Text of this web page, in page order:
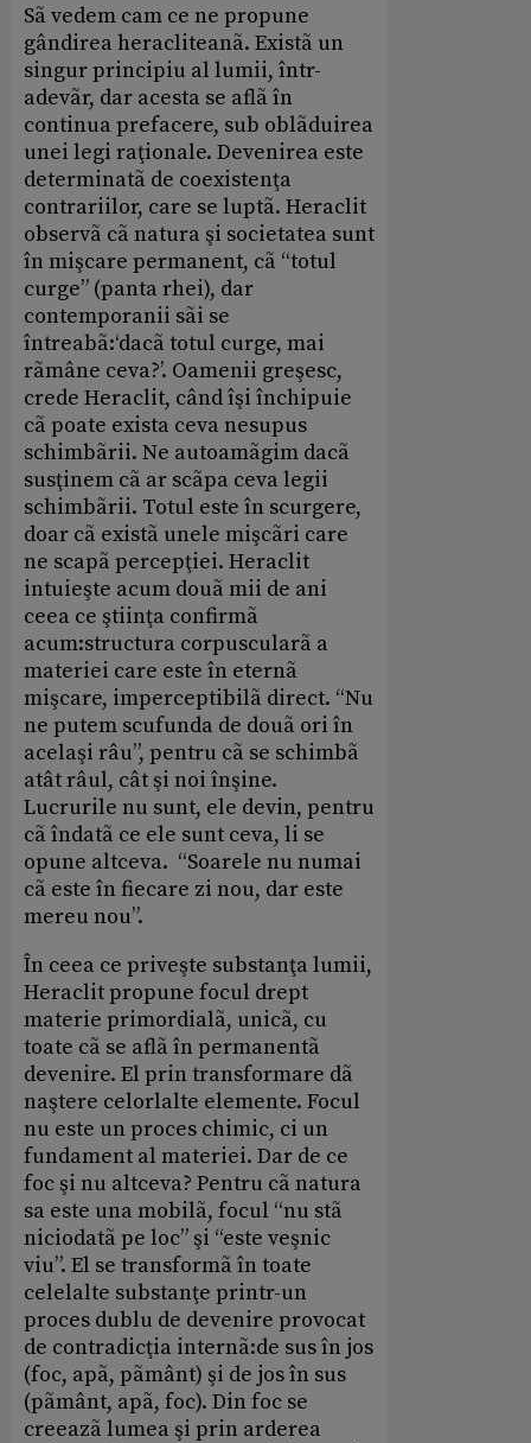
Sã vedem cam ce ne propune
gândirea heracliteanã. Existã un
singur principiu al lumii, într-
adevãr, dar acesta se aflã în
continua prefacere, sub oblãduirea
unei legi raţionale. Devenirea este
determinatã de coexistenţa
contrariilor, care se luptã. Heraclit
observã cã natura şi societatea sunt
în mişcare permanent, cã “totul
curge” (panta rhei), dar
contemporanii sãi se
întreabã:‘dacã totul curge, mai
rãmâne ceva?’. Oamenii greşesc,
crede Heraclit, când îşi închipuie
cã poate exista ceva nesupus
schimbãrii. Ne autoamãgim dacã
susţinem cã ar scãpa ceva legii
schimbãrii. Totul este în scurgere,
doar cã existã unele mişcãri care
ne scapã percepţiei. Heraclit
intuieşte acum douã mii de ani
ceea ce ştiinţa confirmã
acum:structura corpuscularã a
materiei care este în eternã
mişcare, imperceptibilã direct. “Nu
ne putem scufunda de douã ori în
acelaşi râu”, pentru cã se schimbã
atât râul, cât şi noi înşine.
Lucrurile nu sunt, ele devin, pentru
cã îndatã ce ele sunt ceva, li se
opune altceva. “Soarele nu numai
cã este în fiecare zi nou, dar este
mereu nou”.
În ceea ce priveşte substanţa lumii,
Heraclit propune focul drept
materie primordialã, unicã, cu
toate cã se aflã în permanentã
devenire. El prin transformare dã
naştere celorlalte elemente. Focul
nu este un proces chimic, ci un
fundament al materiei. Dar de ce
foc şi nu altceva? Pentru cã natura
sa este una mobilã, focul “nu stã
niciodatã pe loc” şi “este veşnic
viu”. El se transformã în toate
celelalte substanţe printr-un
proces dublu de devenire provocat
de contradicţia internã:de sus în jos
(foc, apã, pãmânt) şi de jos în sus
(pãmânt, apã, foc). Din foc se
creeazã lumea şi prin arderea